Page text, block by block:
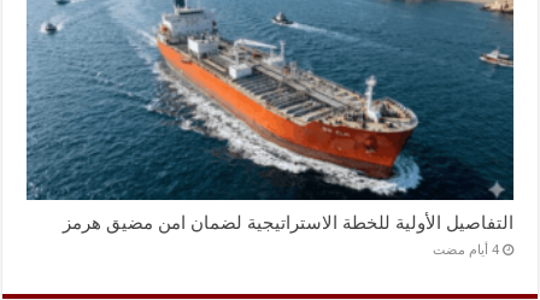
التفاصيل الأولية للخطة الاستراتيجية لضمان امن مضيق هرمز
‏4 أيام مضت